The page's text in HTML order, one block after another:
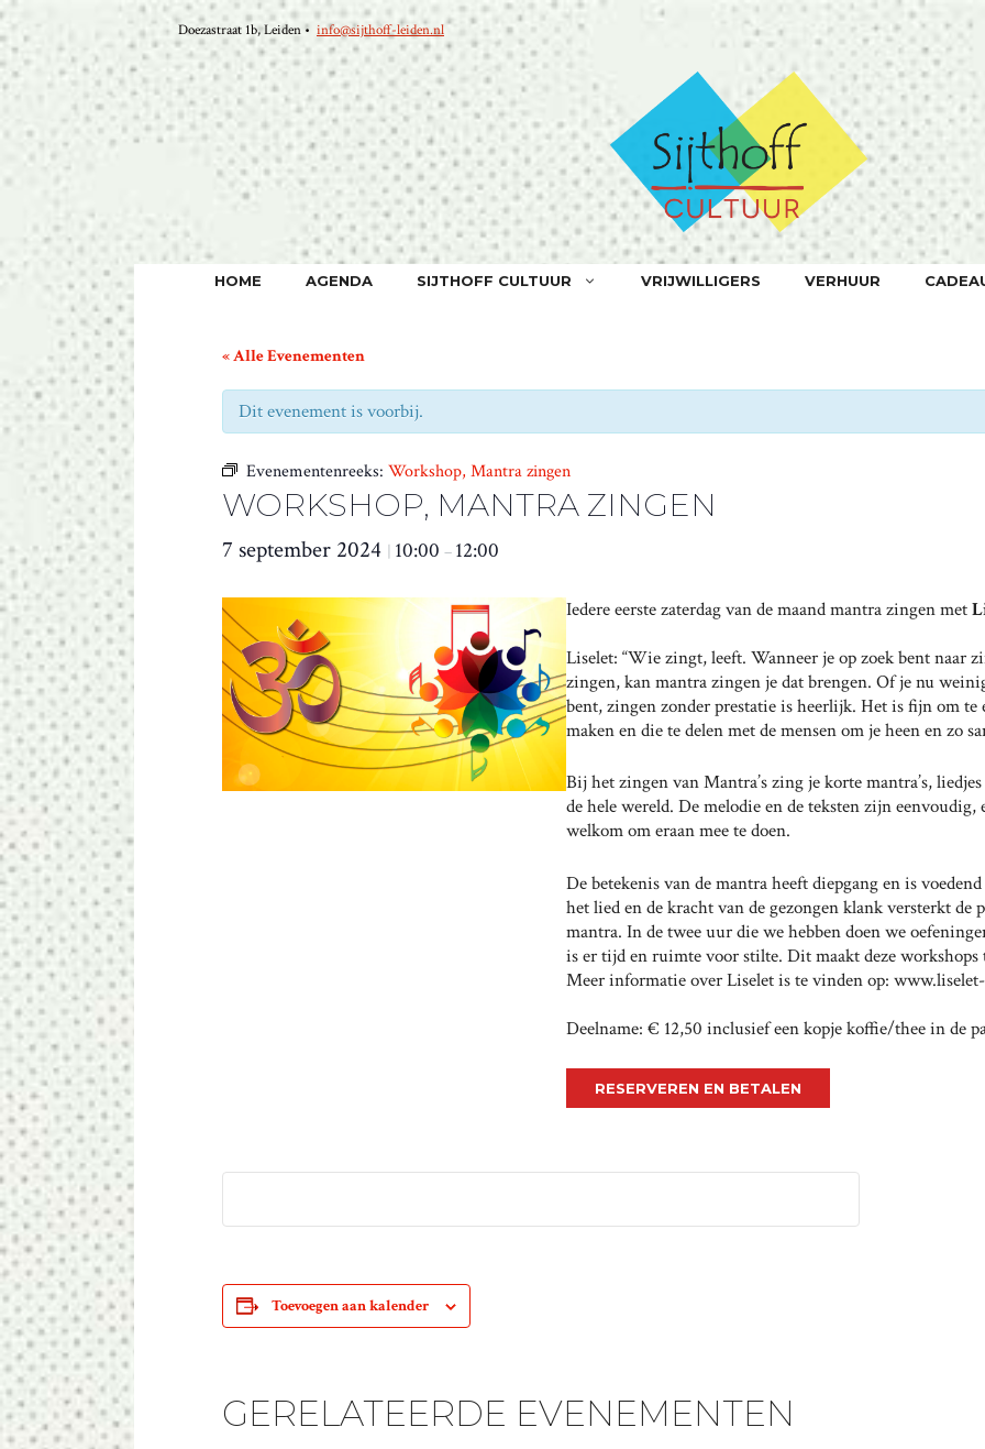
Ga
naar
de
inhoud
Doezastraat 1b, Leiden • info@sijthoff-leiden.nl
HOME AGENDA SIJTHOFF CULTUUR VRIJWILLIGERS VERHUUR
« Alle Evenementen
Dit evenement is voorbij.
Evenementenreeks: Workshop, Mantra zingen
WORKSHOP, MANTRA ZINGEN
7 september 2024 10:00 – 12:00
Iedere eerste zaterdag van de maand mantra zingen met
Liselet: “Wie zingt, leeft. Wanneer je op zoek bent naar
zingen, kan mantra zingen je dat brengen. Of je nu
bent, zingen zonder prestatie is heerlijk. Het is fijn om te
maken en die te delen met de mensen om je heen en zo
Bij het zingen van Mantra’s zing je korte mantra’s,
de hele wereld. De melodie en de teksten zijn
welkom om eraan mee te doen.
De betekenis van de mantra heeft diepgang en is
het lied en de kracht van de gezongen klank versterkt de
mantra. In de twee uur die we hebben doen we
is er tijd en ruimte voor stilte. Dit maakt deze
Meer informatie over Liselet is te vinden op:
Deelname: € 12,50 inclusief een kopje koffie/thee in de
RESERVEREN EN BETALEN
Toevoegen aan kalender
GERELATEERDE EVENEMENTEN